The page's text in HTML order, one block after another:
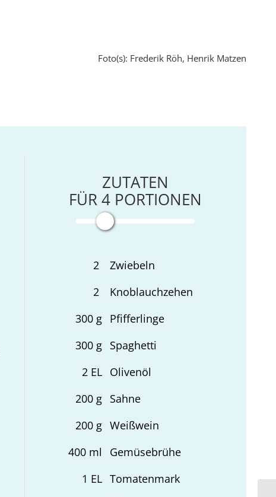
Foto(s): Frederik Röh, Henrik Matzen
ZUTATEN
FÜR4 PORTIONEN
2
Zwiebeln
2
Knoblauchzehen
300g Pfifferlinge
300g Spaghetti
2EL Olivenöl
200g Sahne
200g Weißwein
400ml
Gemüsebrühe
1 EL Tomatenmark